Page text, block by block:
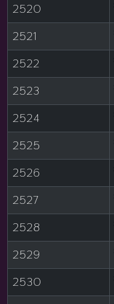
2520
2521
2522
2523
2524
2525
2526
2527
2528
2529
2530